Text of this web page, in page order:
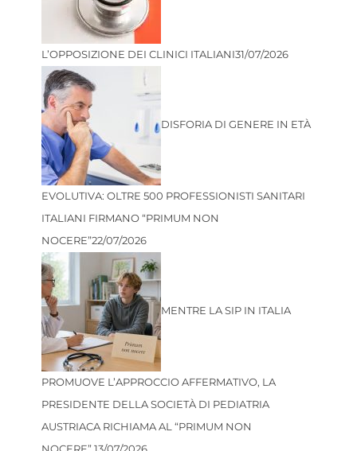
L’OPPOSIZIONE DEI CLINICI ITALIANI31/07/2026
DISFORIA DI GENERE IN ETÀ
EVOLUTIVA: OLTRE 500 PROFESSIONISTI SANITARI
ITALIANI FIRMANO “PRIMUM NON
NOCERE”22/07/2026
MENTRE LA SIP IN ITALIA
PROMUOVE L’APPROCCIO AFFERMATIVO, LA
PRESIDENTE DELLA SOCIETÀ DI PEDIATRIA
AUSTRIACA RICHIAMA AL “PRIMUM NON
NOCERE”13/07/2026